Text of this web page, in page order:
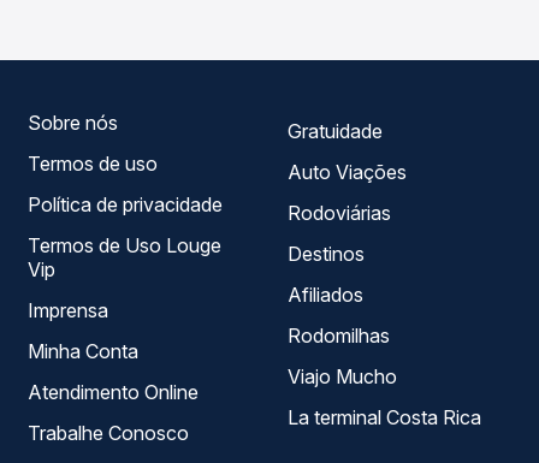
Sobre nós
Termos de uso
Política de privacidade
Termos de Uso Louge
Vip
Imprensa
Minha Conta
Atendimento Online
Trabalhe Conosco
Gratuidade
Auto Viações
Rodoviárias
Destinos
Afiliados
Rodomilhas
Viajo Mucho
La terminal Costa Rica